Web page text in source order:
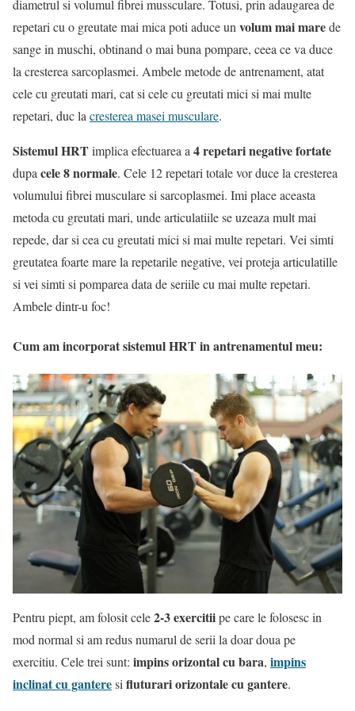
diametrul si volumul fibrei mussculare. Totusi, prin adaugarea de
repetari cu o greutate mai mica poti aduce unvolum mai marede
sange in muschi, obtinand o mai buna pompare, ceea ce va duce
la cresterea sarcoplasmei. Ambele metode de antrenament, atat
cele cu greutati mari, cat si cele cu greutati mici si mai multe
repetari, duc lacresterea masei musculare.
Sistemul HRTimplica efectuarea a4 repetari negative fortate
dupacele 8 normale. Cele 12 repetari totale vor duce la cresterea
volumului fibrei musculare si sarcoplasmei. Imi place aceasta
metoda cu greutati mari, unde articulatiile se uzeaza mult mai
repede, dar si cea cu greutati mici si mai multe repetari. Vei simti
greutatea foarte mare la repetarile negative, vei proteja articulatille
si vei simti si pomparea data de seriile cu mai multe repetari.
Ambele dintr-u foc!
Cum am incorporat sistemul HRT in antrenamentul meu:
Pentru piept, am folosit cele2-3 exercitiipe care le folosesc in
mod normal si am redus numarul de serii la doar doua pe
exercitiu. Cele trei sunt: impins orizontal cu bara, impins
inclinat cu ganteresi fluturari orizontale cu gantere.